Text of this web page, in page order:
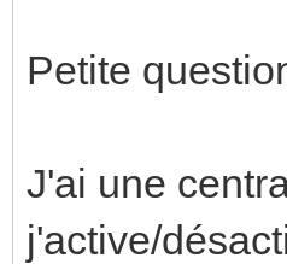
Petite
J'ai une
j'active/